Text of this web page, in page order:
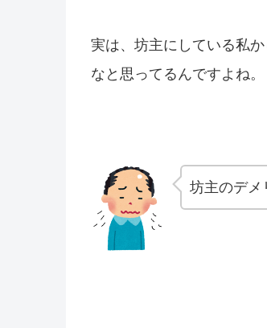
実は、坊主にしている私
なと思ってるんですよね。
坊主のデメ